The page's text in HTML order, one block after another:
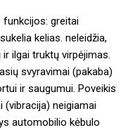
funkcijos: greitai
kelias. neleidžia,
ilgai truktų virpėjimas.
svyravimai (pakaba)
ir saugumui. Poveikis
neigiamai
automobilio kėbulo